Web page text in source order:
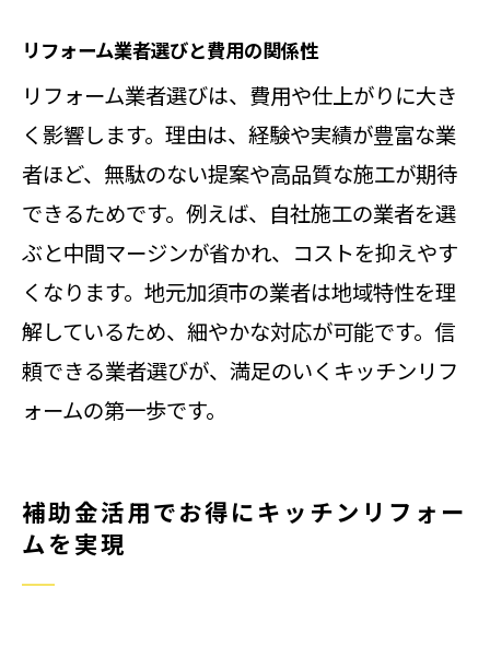
リフォーム業者選びと費用の関係性
リフォーム業者選びは、費用や仕上がりに大き
く影響します。理由は、経験や実績が豊富な業
者ほど、無駄のない提案や高品質な施工が期待
できるためです。例えば、自社施工の業者を選
ぶと中間マージンが省かれ、コストを抑えやす
くなります。地元加須市の業者は地域特性を理
解しているため、細やかな対応が可能です。信
頼できる業者選びが、満足のいくキッチンリフ
ォームの第一歩です。
補助金活用でお得にキッチンリフォー
ムを実現